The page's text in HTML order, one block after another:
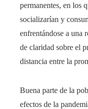
permanentes, en los
socializarían y
enfrentándose a una
de claridad sobre el
distancia entre la
Buena parte de la
efectos de la